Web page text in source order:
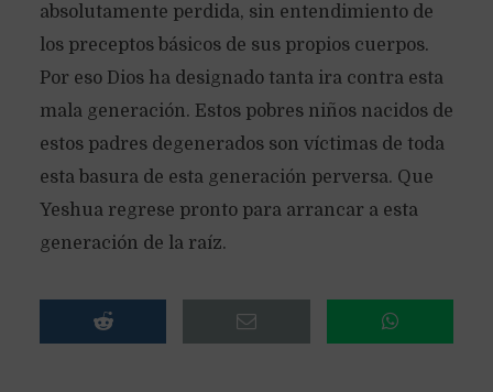
absolutamente perdida, sin entendimiento de
los preceptos básicos de sus propios cuerpos.
Por eso Dios ha designado tanta ira contra esta
mala generación. Estos pobres niños nacidos de
estos padres degenerados son víctimas de toda
esta basura de esta generación perversa. Que
Yeshua regrese pronto para arrancar a esta
generación de la raíz.